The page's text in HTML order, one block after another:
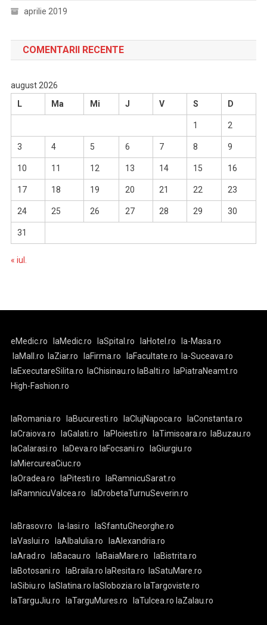
aprilie 2019
COMENTARII RECENTE
august 2026
L
Ma Mi J V S D
1 2
3 4 5 6 7 8 9
10 11 12 13 14 15 16
17 18 19 20 21 22 23
24 25 26 27 28 29 30
31
« iul.
eMedic.ro laMedic.ro laSpital.ro laHotel.ro
la-Masa.ro
laMall.ro
laZiar.ro laFirma.ro laFacultate.ro
la-Suceava.ro
laExecutareSilita.ro
laChisinau.ro laBalti.ro
laPiatraNeamt.ro
High-Fashion.ro
laRomania.ro laBucuresti.ro laClujNapoca.ro
laConstanta.ro
laCraiova.ro
laGalati.ro laPloiesti.ro laTimisoara.ro
laBuzau.ro
laCalarasi.ro
laDeva.ro laFocsani.ro
laGiurgiu.ro
laMiercureaCiuc.ro
laOradea.ro
laPitesti.ro
laRamnicuSarat.ro
laRamnicuValcea.ro
laDrobetaTurnuSeverin.ro
laBrasov.ro la-Iasi.ro
laSfantuGheorghe.ro
laVaslui.ro
laAlbaIulia.ro
laAlexandria.ro
laArad.ro
laBacau.ro laBaiaMare.ro
laBistrita.ro
laBotosani.ro
laBraila.ro laResita.ro
laSatuMare.ro
laSibiu.ro
laSlatina.ro laSlobozia.ro laTargoviste.ro
laTarguJiu.ro
laTarguMures.ro laTulcea.ro laZalau.ro